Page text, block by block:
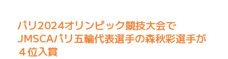
パリ2024オリンピック競技大会で
JMSCAパリ五輪代表選手の森秋彩選手が
４位入賞